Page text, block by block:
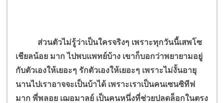
ส่วนตัวไม่รู้ว่าเป็นใครจริงๆ เพราะทุกวันนี้เสพโซ
เชียลน้อย มาก ไปพบแพทย์บ้าง เขาก็บอกว่าพยายามอยู่
กับตัวเองให้เยอะๆ รักตัวเองให้เยอะๆ เพราะไม่งั้นอายุ
นานไปเราอาจจะเป็นบ้าได้ เพราะเราเป็นคนเซนซิทีฟ
มาก พี่พลอย เฌอมาลย์ เป็นคนหนึ่งที่ช่วยปลดล็อกในตรง